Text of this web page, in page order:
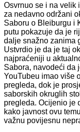
Osvrnuo se i na velik
za nedavno održani
Saboru o Bleiburgu i
putu pokazuje da je
dalje snažno zanima
Ustvrdio je da je taj
najpraćeniji u
Sabora, navodeći da
YouTubeu imao više
pregleda, dok je
saborskih okruglih
pregleda. Ocijenio je
kako javnost ovu
važnu povijesnu